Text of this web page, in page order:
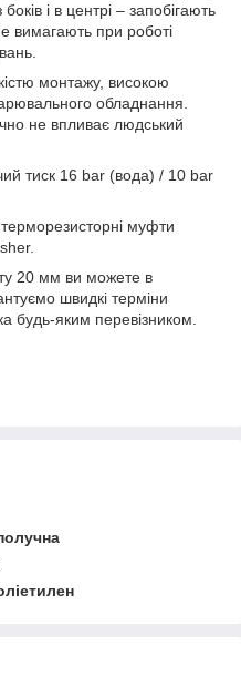
і в центрі – запобігають
вимагають при роботі
монтажу, високою
обладнання.
не впливає людський
тиск 16 bar (вода) / 10 bar
муфти
20 мм ви можете в
швидкі терміни
будь-яким перевізником.